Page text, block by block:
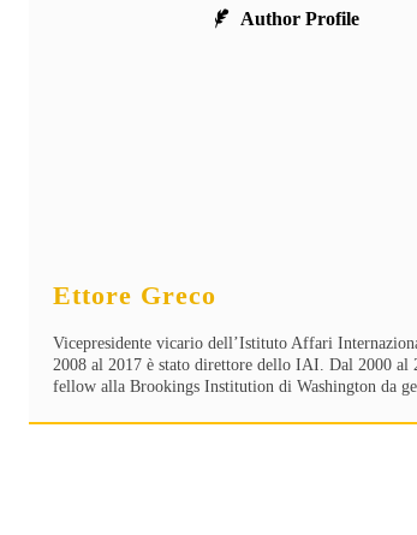
Author Profile
Ettore Greco
Vicepresidente vicario dell’Istituto Affari
2008 al 2017 è stato direttore dello IAI. Dal 2000 al
fellow alla Brookings Institution di Washington da